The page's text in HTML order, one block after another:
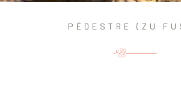
PÉDESTRE (ZU